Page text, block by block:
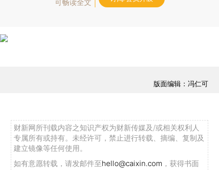
可畅读全文
版面编辑：冯仁可
财新网所刊载内容之知识产权为财新传媒及/或相关权利人
专属所有或持有。未经许可，禁止进行转载、摘编、复制及
建立镜像等任何使用。
如有意愿转载，请发邮件至hello@caixin.com ，获得书面